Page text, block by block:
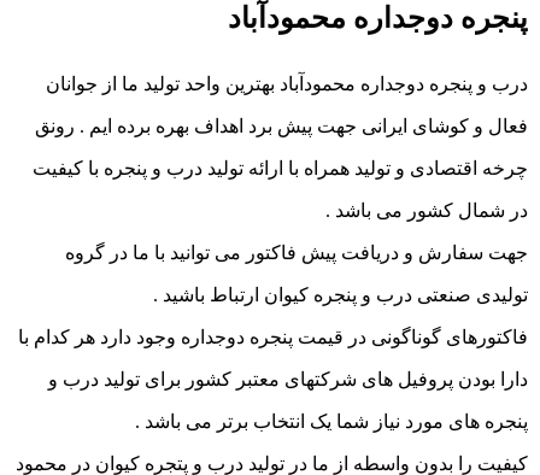
پنجره دوجداره محمودآباد
درب و پنجره دوجداره محمودآباد بهترین واحد تولید ما از جوانان
فعال و کوشای ایرانی جهت پیش برد اهداف بهره برده ایم . رونق
چرخه اقتصادی و تولید همراه با ارائه تولید درب و پنجره با کیفیت
در شمال کشور می باشد .
جهت سفارش و دریافت پیش فاکتور می توانید با ما در گروه
تولیدی صنعتی درب و پنجره کیوان ارتباط باشید .
فاکتورهای گوناگونی در قیمت پنجره دوجداره وجود دارد هر کدام با
دارا بودن پروفیل های شرکتهای معتبر کشور برای تولید درب و
پنجره های مورد نیاز شما یک انتخاب برتر می باشد .
کیفیت را بدون واسطه از ما در تولید درب و پتجره کیوان در محمود